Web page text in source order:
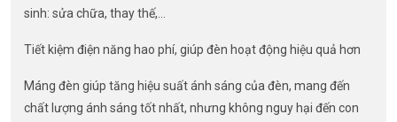
sinh: sửa chữa, thay thế,…
Tiết kiệm điện năng hao phí, giúp đèn hoạt động hiệu quả hơn
Máng đèn giúp tăng hiệu suất ánh sáng của đèn, mang đến
chất lượng ánh sáng tốt nhất, nhưng không nguy hại đến con